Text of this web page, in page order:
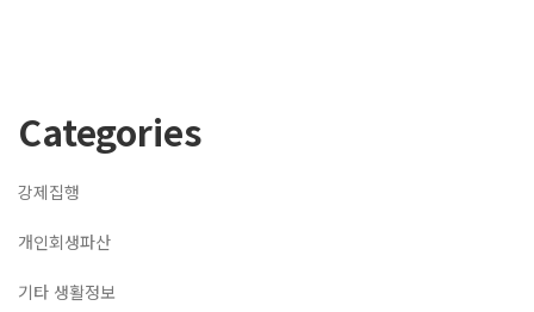
Categories
강제집행
개인회생파산
기타 생활정보